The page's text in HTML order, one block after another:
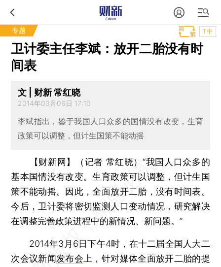
专题 T中
卫计委主任李斌：放开二胎没有时
间表
文 | 财新 常红晓
2014年03月06日 17:10
李斌指出，鉴于我国人口众多的国情没有改变，生育
政策可以调整，但计生国策不能动摇
【财新网】（记者 常红晓）“我国人口众多的
基本国情没有改变。生育政策可以调整，但计生国
策不能动摇。因此，全面放开二胎，没有时间表。
今后，卫计委将密切监测人口变动情况，研究解决
在调整完善政策进程中的新情况、新问题。”
2014年3月6日下午4时，在十二届全国人大二
次会议新闻发布会 上，针对媒体全面放开二胎的提